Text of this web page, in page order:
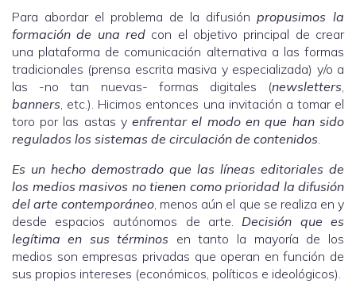
Para abordar el problema de la difusión propusimos la
formación de una red con el objetivo principal de crear
una plataforma de comunicación alternativa a las formas
tradicionales (prensa escrita masiva y especializada) y/o a
las -no tan nuevas- formas digitales (newsletters,
banners, etc.). Hicimos entonces una invitación a tomar el
toro por las astas y enfrentar el modo en que han sido
regulados los sistemas de circulación de contenidos.
Es un hecho demostrado que las líneas editoriales de
los medios masivos no tienen como prioridad la difusión
del arte contemporáneo, menos aún el que se realiza en y
desde espacios autónomos de arte. Decisión que es
legítima en sus términos en tanto la mayoría de los
medios son empresas privadas que operan en función de
sus propios intereses (económicos, políticos e ideológicos).